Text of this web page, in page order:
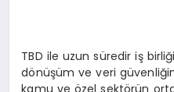
TBD ile uzun süredir iş
dönüşüm ve veri